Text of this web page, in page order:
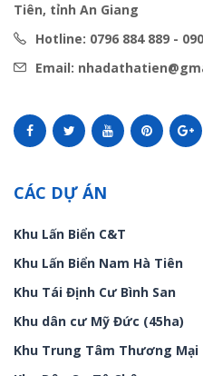
Tiên, tỉnh An Giang
Hotline: 0796 884 889 -
Email:
CÁC DỰ ÁN
Khu Lấn Biển C&T
Khu Lấn Biển Nam Hà Tiên
Khu Tái Định Cư Bình San
Khu dân cư Mỹ Đức (45ha)
Khu Trung Tâm Thương Mại